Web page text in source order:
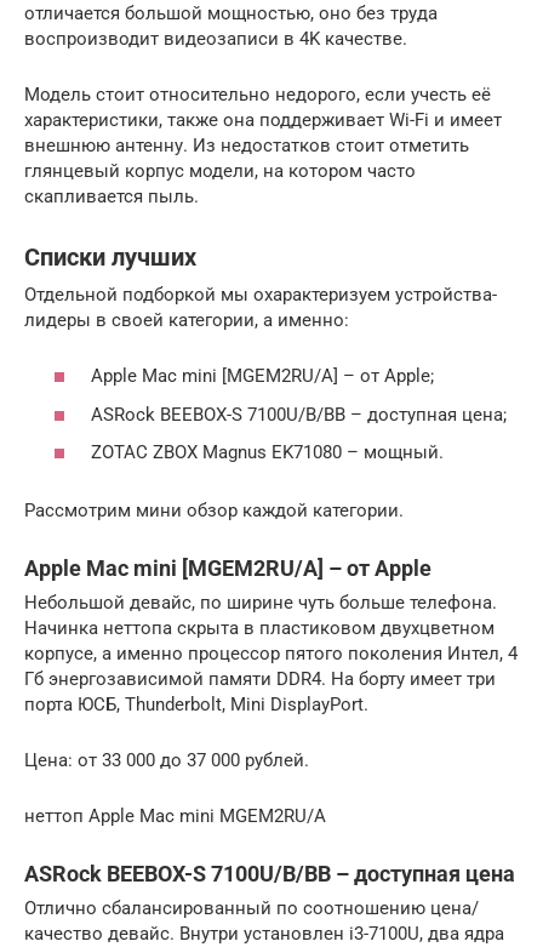
отличается большой мощностью, оно без труда
воспроизводит видеозаписи в 4K качестве.
Модель стоит относительно недорого, если учесть её
характеристики, также она поддерживает Wi-Fi и имеет
внешнюю антенну. Из недостатков стоит отметить
глянцевый корпус модели, на котором часто
скапливается пыль.
Списки лучших
Отдельной подборкой мы охарактеризуем устройства-
лидеры в своей категории, а именно:
Apple Mac mini [MGEM2RU/A] – от Apple;
ASRock BEEBOX-S 7100U/B/BB – доступная цена;
ZOTAC ZBOX Magnus EK71080 – мощный.
Рассмотрим мини обзор каждой категории.
Apple Mac mini [MGEM2RU/A] – от Apple
Небольшой девайс, по ширине чуть больше телефона.
Начинка неттопа скрыта в пластиковом двухцветном
корпусе, а именно процессор пятого поколения Интел, 4
Гб энергозависимой памяти DDR4. На борту имеет три
порта ЮСБ, Thunderbolt, Mini DisplayPort.
Цена: от 33 000 до 37 000 рублей.
неттоп Apple Mac mini MGEM2RU/A
ASRock BEEBOX-S 7100U/B/BB – доступная цена
Отлично сбалансированный по соотношению цена/
качество девайс. Внутри установлен i3-7100U, два ядра